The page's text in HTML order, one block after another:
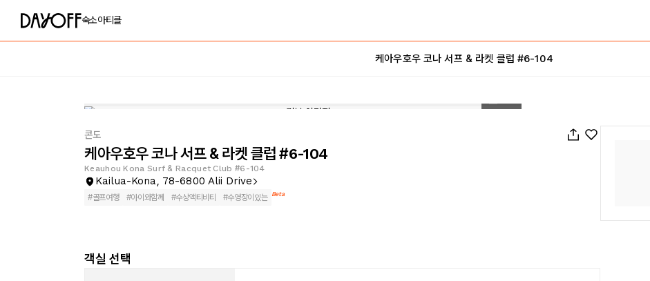
숙소아티클
케아우호우 코나 서프 & 라켓 클럽 #6-104
콘도
케아우호우 코나 서프 & 라켓 클럽 #6-104
Keauhou Kona Surf & Racquet Club #6-104
Kailua-Kona, 78-6800 Alii Drive
#골프여행 #아이와함께 #수상액티비티 #수영장이있는 Beta
객실 선택